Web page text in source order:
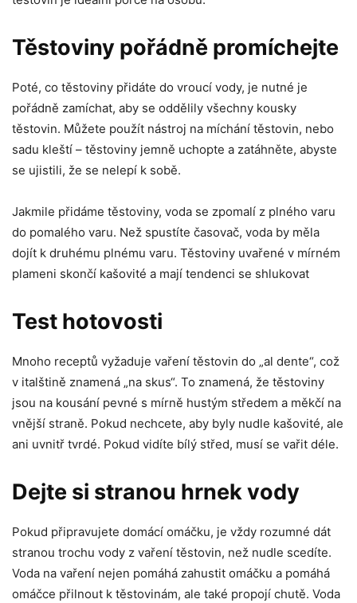
Těstoviny pořádně promíchejte
Poté, co těstoviny přidáte do vroucí vody, je nutné je
pořádně zamíchat, aby se oddělily všechny kousky
těstovin. Můžete použít nástroj na míchání těstovin, nebo
sadu kleští – těstoviny jemně uchopte a zatáhněte, abyste
se ujistili, že se nelepí k sobě.
Jakmile přidáme těstoviny, voda se zpomalí z plného varu
do pomalého varu. Než spustíte časovač, voda by měla
dojít k druhému plnému varu. Těstoviny uvařené v mírném
plameni skončí kašovité a mají tendenci se shlukovat
Test hotovosti
Mnoho receptů vyžaduje vaření těstovin do „al dente“, což
v italštině znamená „na skus“. To znamená, že těstoviny
jsou na kousání pevné s mírně hustým středem a měkčí na
vnější straně. Pokud nechcete, aby byly nudle kašovité, ale
ani uvnitř tvrdé. Pokud vidíte bílý střed, musí se vařit déle.
Dejte si stranou hrnek vody
Pokud připravujete domácí omáčku, je vždy rozumné dát
stranou trochu vody z vaření těstovin, než nudle scedíte.
Voda na vaření nejen pomáhá zahustit omáčku a pomáhá
omáčce přilnout k těstovinám, ale také propojí chutě. Voda